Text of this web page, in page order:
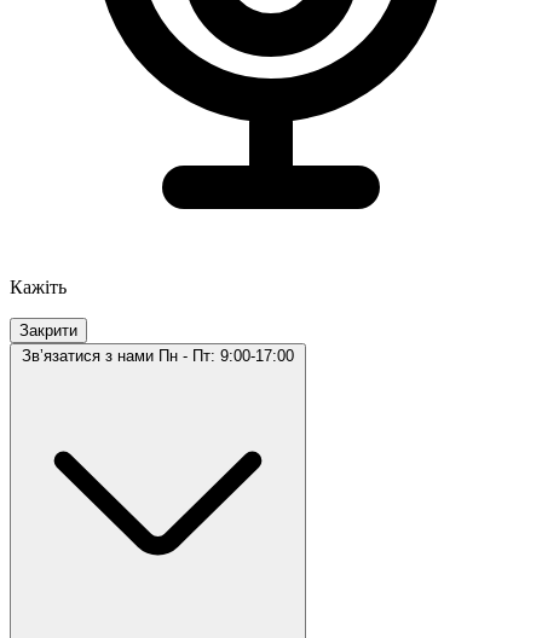
Кажіть
Закрити
Звʼязатися з нами Пн - Пт: 9:00-17:00